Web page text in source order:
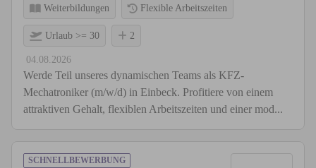
Weiterbildungen Flexible Arbeitszeiten
Urlaub >= 30 2
04.08.2026
Werde Teil unseres dynamischen Teams als KFZ-
Mechatroniker (m/w/d) in Einbeck. Profitiere von einem
attraktiven Gehalt, flexiblen Arbeitszeiten und einer mod...
SCHNELLBEWERBUNG